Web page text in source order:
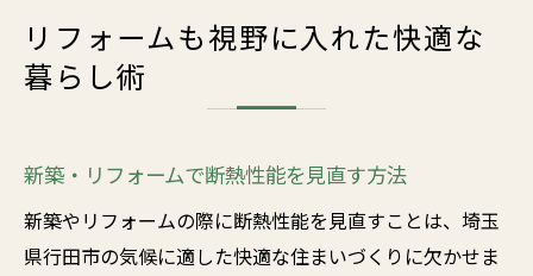
リフォームも視野に入れた快適な
暮らし術
新築・リフォームで断熱性能を見直す方法
新築やリフォームの際に断熱性能を見直すことは、埼玉
県行田市の気候に適した快適な住まいづくりに欠かせま